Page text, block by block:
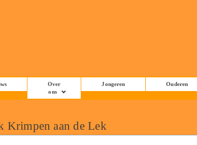
Over
ons
Jongeren Ouderen
Krimpen aan de Lek